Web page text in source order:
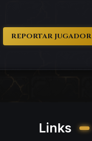
REPORTAR JUGADOR
Links